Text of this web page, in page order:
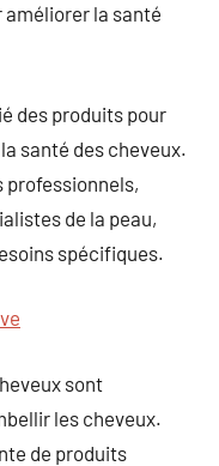
la santé
des produits pour
santé des cheveux.
professionnels,
de la peau,
spécifiques.
sont
les cheveux.
de produits